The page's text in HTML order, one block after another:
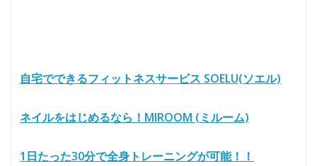
自宅でできるフィットネスサービス SOELU(ソエル)
ネイルをはじめるなら！MIROOM (ミルーム)
1日たった30分で全身トレーニングが可能！！